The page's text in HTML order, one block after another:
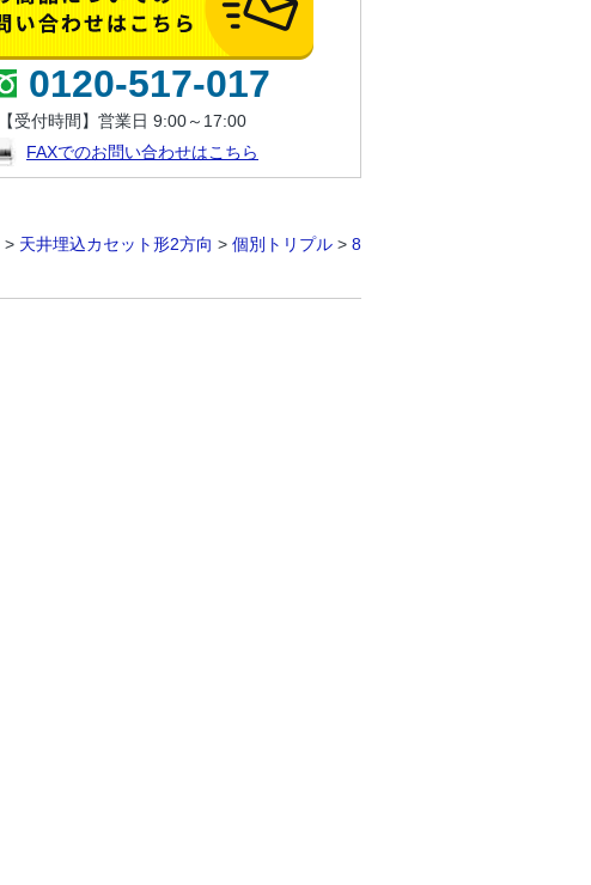
0120-517-017
【受付時間】営業日 9:00～17:00
FAXでのお問い合わせはこちら
> 天井埋込カセット形2方向 > 個別トリプル > 8